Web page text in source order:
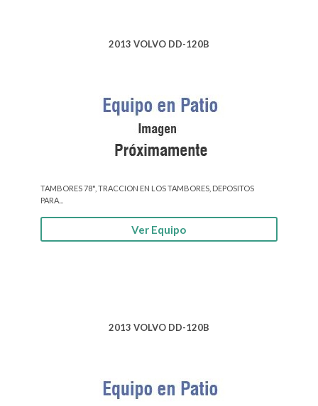
2013 VOLVO DD-120B
TAMBORES 78", TRACCION EN LOS TAMBORES, DEPOSITOS
PARA...
Ver Equipo
2013 VOLVO DD-120B